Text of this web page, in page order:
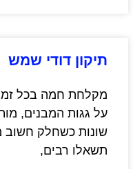
תיקון דודי שמש
מקלחת חמה בכל
על גגות המבנים,
שונות כשחלק
תשאלו רבים,